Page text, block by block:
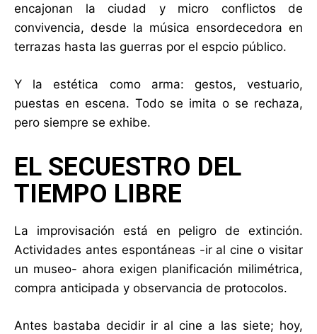
encajonan la ciudad y micro conflictos de
convivencia, desde la música ensordecedora en
terrazas hasta las guerras por el espcio público.
Y la estética como arma: gestos, vestuario,
puestas en escena. Todo se imita o se rechaza,
pero siempre se exhibe.
EL SECUESTRO DEL
TIEMPO LIBRE
La improvisación está en peligro de extinción.
Actividades antes espontáneas -ir al cine o visitar
un museo- ahora exigen planificación milimétrica,
compra anticipada y observancia de protocolos.
Antes bastaba decidir ir al cine a las siete; hoy,